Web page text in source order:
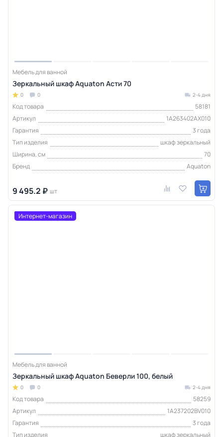
Мебель для ванной
Зеркальный шкаф Aquaton Асти 70
0 0 2-4 дня
Код товара
58181
Артикул
1A263402AX010
Гарантия
3 года
Тип изделия
шкаф зеркальный
Ширина, см
70
Бренд
Aquaton
9 495.2 ₽ шт
Интернет-магазин
Мебель для ванной
Зеркальный шкаф Aquaton Беверли 100, белый
0 0 2-4 дня
Код товара
58259
Артикул
1A237202BV010
Гарантия
3 года
Тип изделия
шкаф зеркальный